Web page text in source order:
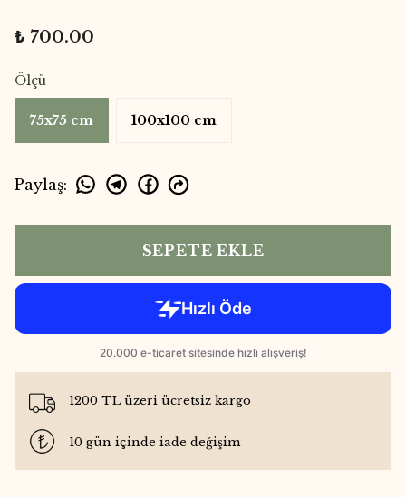
₺ 700.00
Ölçü
75x75 cm 100x100 cm
Paylaş:
SEPETE EKLE
1200 TL üzeri ücretsiz kargo
10 gün içinde iade değişim